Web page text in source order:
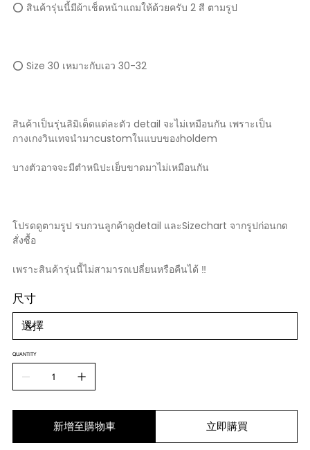
⭕️ สินค้ารุ่นนี้มีผ้าเช็ดหน้าแถมให้ด้วยครับ 2 สี ตามรูป
⭕️ Size 30 เหมาะกับเอว 30-32
สินค้าเป็นรุ่นลิมิเต็ดแต่ละตัว detail จะไม่เหมือนกัน เพราะเป็น
กางเกงวินเทจนำมาcustomในแบบของholdem
บางตัวอาจจะมีตำหนิปะเย็บขาดมาไม่เหมือนกัน
โปรดดูตามรูป รบกวนลูกค้าดูdetail และSizechart จากรูปก่อนกด
สั่งซื้อ
เพราะสินค้ารุ่นนี้ไม่สามารถเปลี่ยนหรือคืนได้ ‼️
尺寸
QUANTITY
新增至購物車 立即購買